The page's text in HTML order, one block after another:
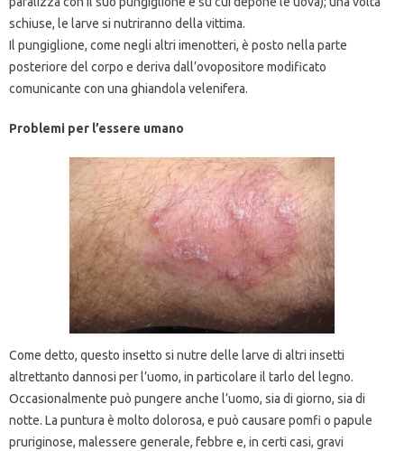
schiuse, le larve si nutriranno della vittima.
Il pungiglione, come negli altri imenotteri, è posto nella parte
posteriore del corpo e deriva dall’ovopositore modificato
comunicante con una ghiandola velenifera.
Problemi per l’essere umano
Come detto, questo insetto si nutre delle larve di altri insetti
altrettanto dannosi per l’uomo, in particolare il tarlo del legno.
Occasionalmente può pungere anche l’uomo, sia di giorno, sia di
notte. La puntura è molto dolorosa, e può causare pomfi o papule
pruriginose, malessere generale, febbre e, in certi casi, gravi